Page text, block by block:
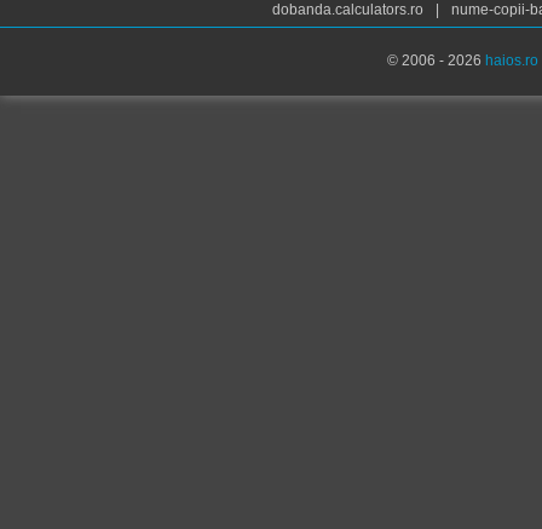
dobanda.calculators.ro nume-copii-
© 2006 - 2026 haios.ro